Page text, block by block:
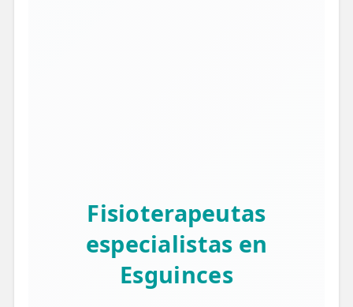
Fisioterapeutas
especialistas en
Esguinces